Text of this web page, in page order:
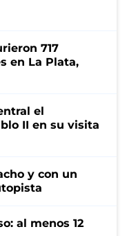
717
en La Plata,
el
II en su visita
y con un
al menos 12